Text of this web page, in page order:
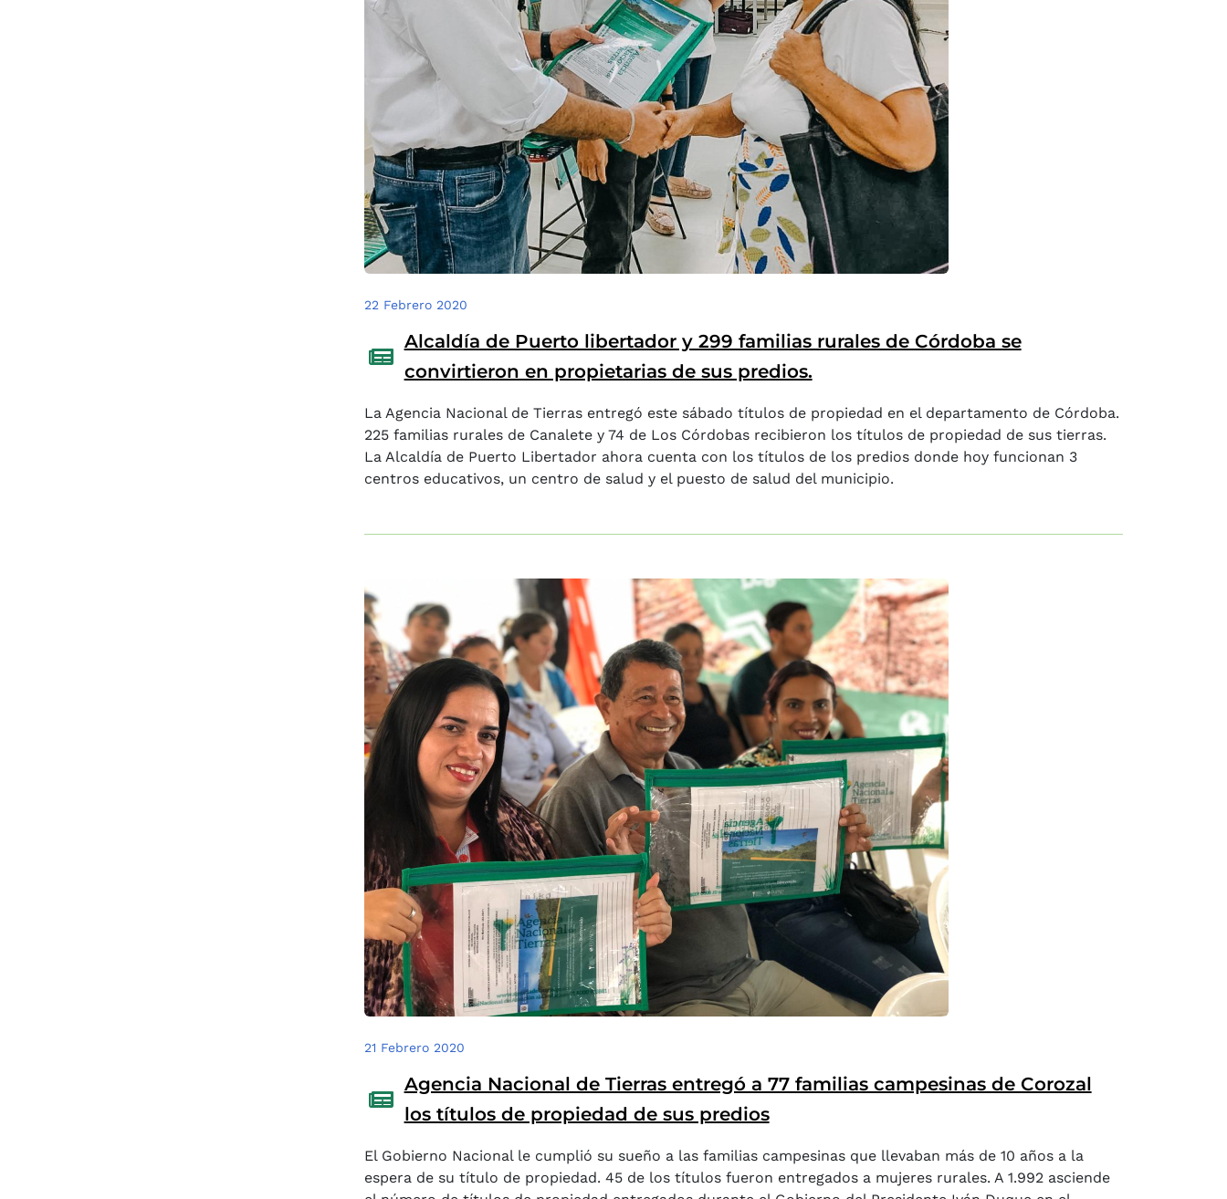
22 Febrero 2020
Alcaldía de Puerto libertador y 299 familias rurales de Córdoba se
convirtieron en propietarias de sus predios.
La Agencia Nacional de Tierras entregó este sábado títulos de propiedad en el departamento de Córdoba.
225 familias rurales de Canalete y 74 de Los Córdobas recibieron los títulos de propiedad de sus tierras.
La Alcaldía de Puerto Libertador ahora cuenta con los títulos de los predios donde hoy funcionan 3
centros educativos, un centro de salud y el puesto de salud del municipio.
21 Febrero 2020
Agencia Nacional de Tierras entregó a 77 familias campesinas de Corozal
los títulos de propiedad de sus predios
El Gobierno Nacional le cumplió su sueño a las familias campesinas que llevaban más de 10 años a la
espera de su título de propiedad. 45 de los títulos fueron entregados a mujeres rurales. A 1.992 asciende